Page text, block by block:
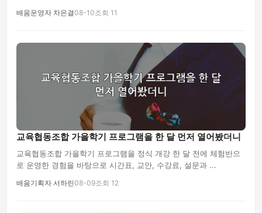
배움운영자 차은결08-10조회 11
교육협동조합 가을학기 프로그램을 한 달 먼저 열어봤더니
교육협동조합 가을학기 프로그램을 정식 개강 한 달 전에 체험반으
로 운영한 경험을 바탕으로 시간표, 교안, 수강료, 설문과 ...
배움기획자 서하린08-09조회 12